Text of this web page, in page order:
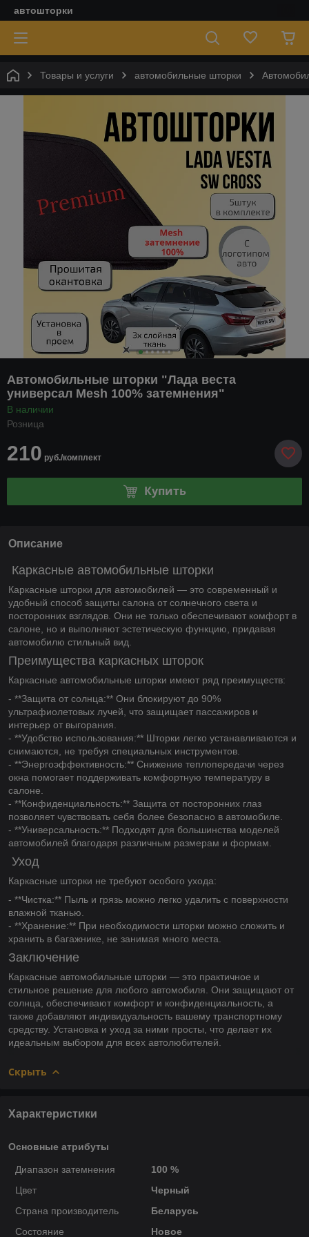
автошторки
Товары и услуги автомобильные шторки
Автомобильные шторки "Лада веста
универсал Mesh 100% затемнения"
В наличии
Розница
210 руб./комплект
Купить
Описание
Каркасные автомобильные шторки
Каркасные шторки для автомобилей — это современный и
удобный способ защиты салона от солнечного света и
посторонних взглядов. Они не только обеспечивают комфорт в
салоне, но и выполняют эстетическую функцию, придавая
автомобилю стильный вид.
Преимущества каркасных шторок
Каркасные автомобильные шторки имеют ряд преимуществ:
- **Защита от солнца:** Они блокируют до 90%
ультрафиолетовых лучей, что защищает пассажиров и
интерьер от выгорания.
- **Удобство использования:** Шторки легко устанавливаются и
снимаются, не требуя специальных инструментов.
- **Энергоэффективность:** Снижение теплопередачи через
окна помогает поддерживать комфортную температуру в
салоне.
- **Конфиденциальность:** Защита от посторонних глаз
позволяет чувствовать себя более безопасно в автомобиле.
- **Универсальность:** Подходят для большинства моделей
автомобилей благодаря различным размерам и формам.
Уход
Каркасные шторки не требуют особого ухода:
- **Чистка:** Пыль и грязь можно легко удалить с поверхности
влажной тканью.
- **Хранение:** При необходимости шторки можно сложить и
хранить в багажнике, не занимая много места.
Заключение
Каркасные автомобильные шторки — это практичное и
стильное решение для любого автомобиля. Они защищают от
солнца, обеспечивают комфорт и конфиденциальность, а
также добавляют индивидуальность вашему транспортному
средству. Установка и уход за ними просты, что делает их
идеальным выбором для всех автолюбителей.
Скрыть
Характеристики
Основные атрибуты
Диапазон затемнения
100 %
Цвет
Черный
Страна производитель
Беларусь
Состояние
Новое